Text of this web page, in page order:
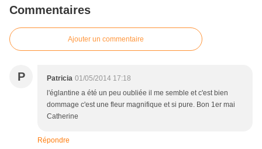
Commentaires
Ajouter un commentaire
P Patricia 01/05/2014 17:18
l'églantine a été un peu oubliée il me semble et c'est bien
dommage c'est une fleur magnifique et si pure. Bon 1er mai
Catherine
Répondre